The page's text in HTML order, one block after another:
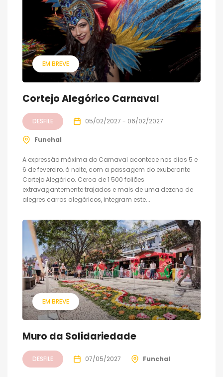
EM BREVE
Cortejo Alegórico Carnaval
DESFILE 05/02/2027 - 06/02/2027
Funchal
A expressão máxima do Carnaval acontece nos dias 5 e
6 de fevereiro, à noite, com a passagem do exuberante
Cortejo Alegórico. Cerca de 1 500 foliões
extravagantemente trajados e mais de uma dezena de
alegres carros alegóricos, integram este...
EM BREVE
Muro da Solidariedade
DESFILE 07/05/2027 Funchal